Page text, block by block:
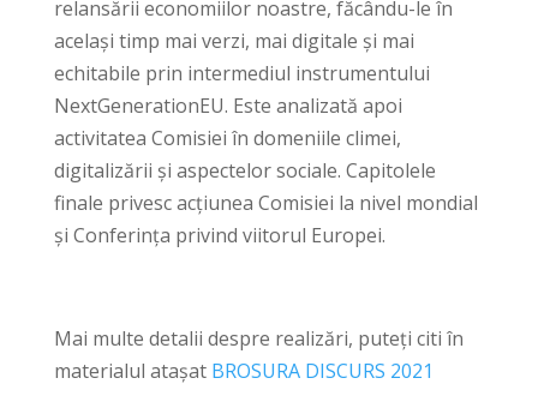
relansării economiilor noastre, făcându-le în
același timp mai verzi, mai digitale și mai
echitabile prin intermediul instrumentului
NextGenerationEU. Este analizată apoi
activitatea Comisiei în domeniile climei,
digitalizării și aspectelor sociale. Capitolele
finale privesc acțiunea Comisiei la nivel mondial
și Conferința privind viitorul Europei.
Mai multe detalii despre realizări, puteți citi în
materialul atașatBROSURA DISCURS 2021